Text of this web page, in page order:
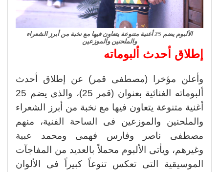
الألبوم يضم 25 أغنية متنوعة يتعاون فيها مع نخبة من أبرز الشعراء
والملحنين والموزعين
إطلاق أحدث ألبوماته
وأعلن مؤخرا (مصطفى قمر) عن إطلاق أحدث
ألبوماته الغنائية بعنوان (قمر 25)، والذى يضم 25
أغنية متنوعة يتعاون فيها مع نخبة من أبرز الشعراء
والملحنين والموزعين فى الساحة الفنية، منهم
مصطفى ناصر وفارس فهمى ومحمد عبية
وغيرهم، ويأتى الألبوم محملاً بالعديد من المفاجآت
الموسيقية التى تعكس تنوعاً كبيراً فى الألوان